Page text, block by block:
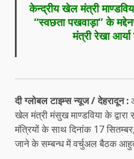
केन्द्रीय खेल मंत्री
“स्वछता पखवाड़ा” के
मंत्री रेखा
दी ग्लोबल टाइम्स न्यूज / देहरादून :
खेल मंत्री मंसुख माण्डविया के
मंत्रियों के साथ दिनांक 17
जाने के सम्बन्ध में वर्चुअल बैठक